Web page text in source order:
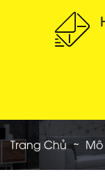
Trang Chủ